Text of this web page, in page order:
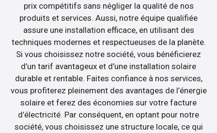
prix compétitifs sans négliger la qualité de nos
produits et services. Aussi, notre équipe qualifiée
assure une installation efficace, en utilisant des
techniques modernes et respectueuses de la planète.
Si vous choisissez notre société, vous bénéficierez
d’un tarif avantageux et d’une installation solaire
durable et rentable. Faites confiance à nos services,
vous profiterez pleinement des avantages de l’énergie
solaire et ferez des économies sur votre facture
d’électricité. Par conséquent, en optant pour notre
société, vous choisissez une structure locale, ce qui